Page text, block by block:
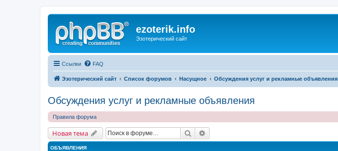
ezoterik.info
Эзотерический сайт
Ссылки FAQ
Эзотерический сайт Список форумов Насущное Обсуждения услуг и рекламные объявления
Обсуждения услуг и рекламные объявления
Правила форума
Новая тема Поиск
ОБЪЯВЛЕНИЯ